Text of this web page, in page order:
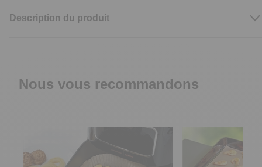
Description du produit
Nous vous recommandons